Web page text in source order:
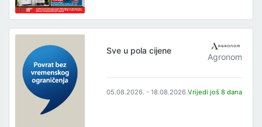
Sve u pola cijene
Agronom
05.08.2026. - 18.08.2026.Vrijedi još 8 dana